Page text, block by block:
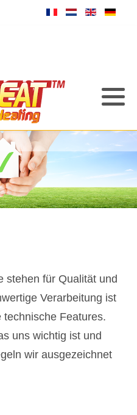
stehen für Qualität und
Verarbeitung ist
Features.
uns wichtig ist und
wir ausgezeichnet